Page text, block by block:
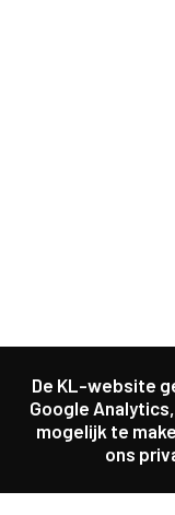
De KL-website
Google
mogelijk te
ons